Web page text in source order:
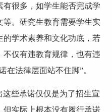
很多，如学生能否完成学
。研究生教育需要学生实
的学术素养和文化功底，若
仅有违教育规律，也有违
在法律层面站不住脚”。
些承诺仅仅是为了招生宣
实际上根本没有履行承诺